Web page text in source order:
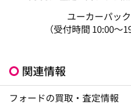
ユーカーパッ
（受付時間 10:00～
関連情報
フォードの買取・査定情報